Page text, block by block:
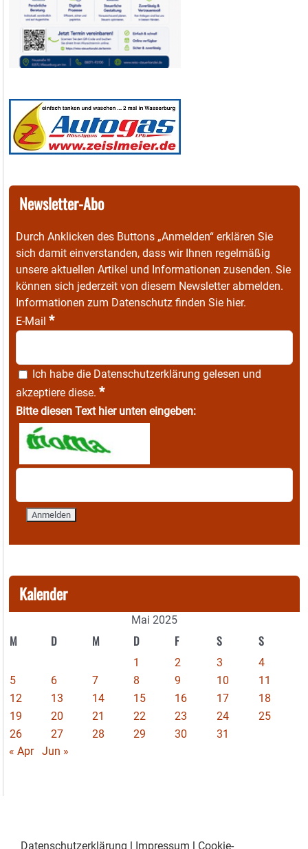
Newsletter-Abo
Durch Anklicken des Buttons „Anmelden“ erklären Sie
sich damit einverstanden, dass wir Ihnen regelmäßig
unsere aktuellen Artikel und Informationen zusenden. Sie
können sich jederzeit von diesem Newsletter abmelden.
Informationen zum Datenschutz finden Sie hier.
E-Mail *
Ich habe die Datenschutzerklärung gelesen und
akzeptiere diese. *
Bitte diesen Text hier unten eingeben:
Kalender
Mai 2025
M D M D F S S
1 2 3
4
5
6 7 8 9 10
11
12
13 14 15 16 17
18
19
20 21 22 23 24
25
26
27 28 29 30
31
« Apr
Jun »
Datenschutzerklärung | Impressum | Cookie-